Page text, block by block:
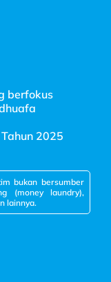
berfokus
2025
bukan bersumber
(money laundry),
lainnya.